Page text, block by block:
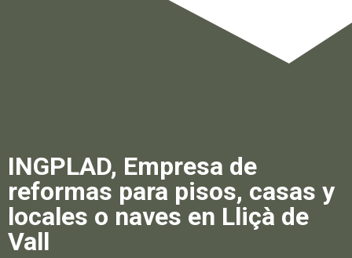
INGPLAD, Empresa de
reformas para pisos, casas y
locales o naves en Lliçà de
Vall